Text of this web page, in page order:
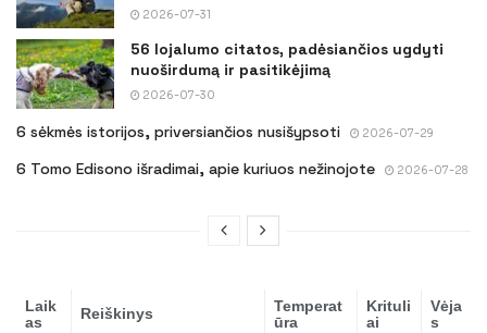
2026-07-31
56 lojalumo citatos, padėsiančios ugdyti
nuoširdumą ir pasitikėjimą
2026-07-30
6 sėkmės istorijos, priversiančios nusišypsoti 2026-07-29
6 Tomo Edisono išradimai, apie kuriuos nežinojote 2026-07-28
Laik
as
Reiškinys
Temperat
ūra
Krituli
ai
Vėja
s